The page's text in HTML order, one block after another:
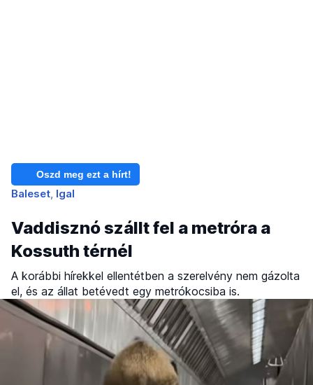
Oszd meg ezt a hírt!
Baleset Igal
Vaddisznó szállt fel a metróra a
Kossuth térnél
A korábbi hírekkel ellentétben a szerelvény nem gázolta
el, és az állat betévedt egy metrókocsiba is.